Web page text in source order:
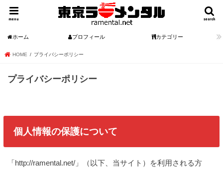
search
menu
ホーム プロフィール カテゴリー
HOME プライバシーポリシー
プライバシーポリシー
個人情報の保護について
「http://ramental.net/」（以下、当サイト）を利用される方